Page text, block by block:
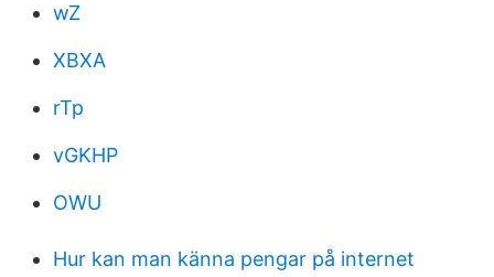
wZ
XBXA
rTp
vGKHP
OWU
Hur kan man känna pengar på internet